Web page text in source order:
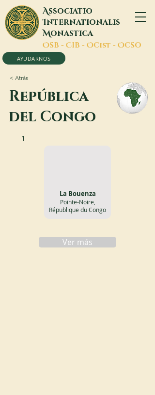
Associatio
Internationalis
Monastica
OSB - CIB - OCist - OCSO
AYUDARNOS
< Atrás
República
del Congo
1
La Bouenza
Pointe-Noire,
République du Congo
Ver más